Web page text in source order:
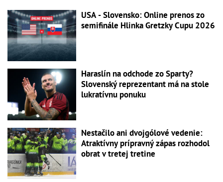
USA - Slovensko: Online prenos zo
semifinále Hlinka Gretzky Cupu 2026
Haraslín na odchode zo Sparty?
Slovenský reprezentant má na stole
lukratívnu ponuku
Nestačilo ani dvojgólové vedenie:
Atraktívny prípravný zápas rozhodol
obrat v tretej tretine